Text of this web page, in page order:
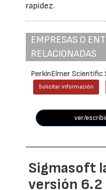
rapidez.
EMPRESAS O
RELACIONADAS
PerkinElmer Scientific
Solicitar información
ver/
Sigmasoft
versión 6.2